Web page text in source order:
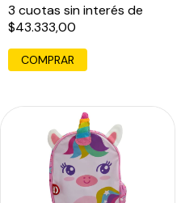
3 cuotas sin interés de
$43.333,00